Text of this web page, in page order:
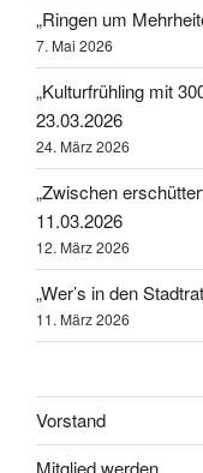
„Ringen um
7. Mai 2026
„Kulturfrühling mit
23.03.2026
24. März 2026
„Zwischen
11.03.2026
12. März 2026
„Wer’s in den
11. März 2026
Vorstand
Mitglied werden